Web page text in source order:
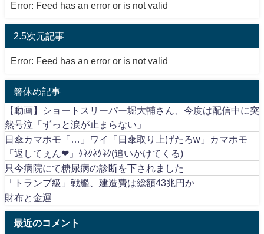
Error: Feed has an error or is not valid
2.5次元記事
Error: Feed has an error or is not valid
箸休め記事
【動画】ショートスリーパー堀大輔さん、今度は配信中に突
然号泣「ずっと涙が止まらない」
日傘カマホモ「…」ワイ「日傘取り上げたろw」カマホモ
「返してぇん❤」ｸﾈｸﾈｸﾈｸ(追いかけてくる)
只今病院にて糖尿病の診断を下されました
「トランプ級」戦艦、建造費は総額43兆円か
財布と金運
最近のコメント